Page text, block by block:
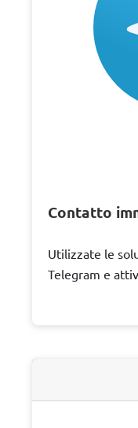
Contatto
Utilizzate le
Telegram e